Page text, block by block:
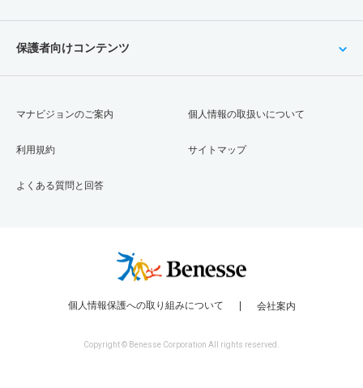
保護者向けコンテンツ
マナビジョンのご案内
利用規約
よくある質問と回答
個人情報の取扱いについて
サイトマップ
個人情報保護への取り組みについて 会社案内
Copyright © Benesse Corporation All rights reserved.